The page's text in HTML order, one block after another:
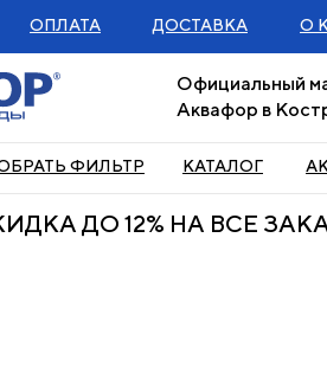
КАТАЛОГ
ФИЛЬТР
Официальный
Аквафор в
ДО 12% НА ВСЕ
ОПЛАТА ДОСТАВКА О